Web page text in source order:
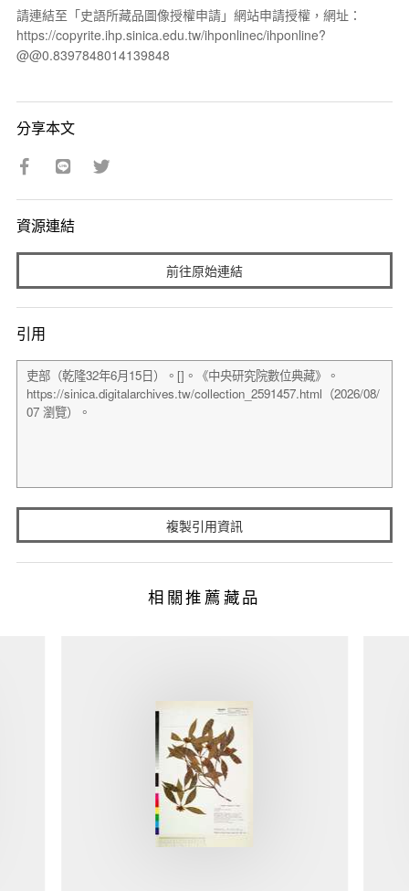
請連結至「史語所藏品圖像授權申請」網站申請授權，網址：
https://copyrite.ihp.sinica.edu.tw/ihponlinec/ihponline?
@@0.8397848014139848
分享本文
資源連結
前往原始連結
引用
複製引用資訊
相關推薦藏品